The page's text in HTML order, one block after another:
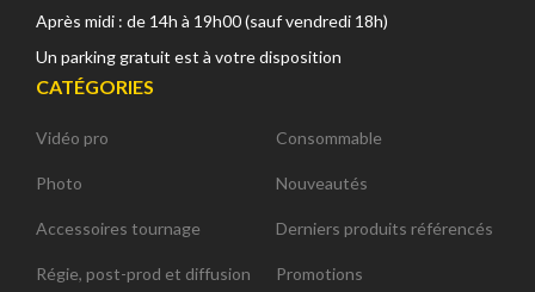
Après midi : de 14h à 19h00 (sauf vendredi 18h)
Un parking gratuit est à votre disposition
CATÉGORIES
Vidéo pro
Photo
Accessoires tournage
Régie, post-prod et diffusion
Consommable
Nouveautés
Derniers produits référencés
Promotions